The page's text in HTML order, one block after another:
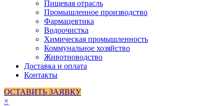
Пищевая отрасль
Промышленное производство
Фармацевтика
Водоочистка
Химическая промышленность
Коммунальное хозяйство
Животноводство
Доставка и оплата
Контакты
ОСТАВИТЬ ЗАЯВКУ
×